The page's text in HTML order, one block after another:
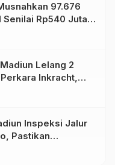
97.676
Rp540 Juta,
di Kalangan
Lelang 2
Inkracht,
11 Agustus
Inspeksi Jalur
Pastikan
Kereta Tetap